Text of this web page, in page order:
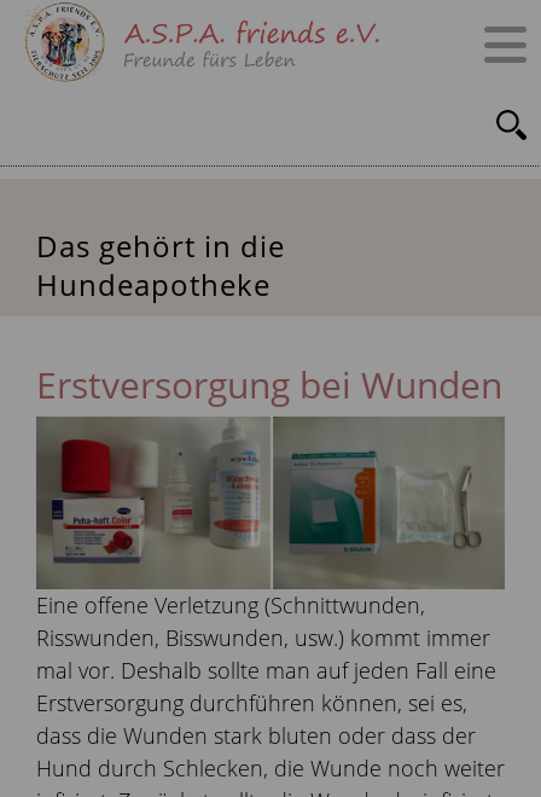
Das gehört in die
Hundeapotheke
Erstversorgung bei Wunden
Eine offene Verletzung (Schnittwunden,
Risswunden, Bisswunden, usw.) kommt immer
mal vor. Deshalb sollte man auf jeden Fall eine
Erstversorgung durchführen können, sei es,
dass die Wunden stark bluten oder dass der
Hund durch Schlecken, die Wunde noch weiter